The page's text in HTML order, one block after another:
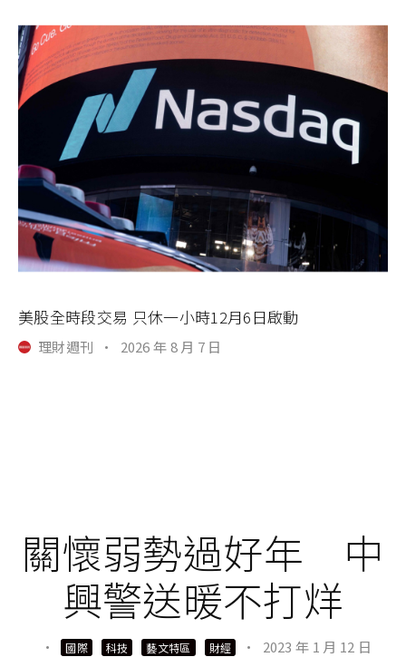
美股全時段交易 只休一小時12月6日啟動
理財週刊 · 2026 年 8 月 7 日
關懷弱勢過好年 中
興警送暖不打烊
· 國際 科技 藝文特區 財經 · 2023 年 1 月 12 日